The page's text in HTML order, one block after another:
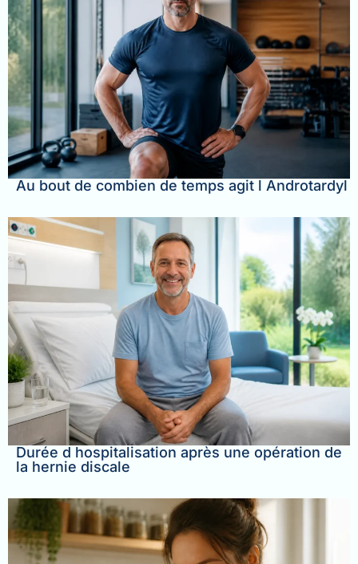
Au bout de combien de temps agit l Androtardyl
Durée d hospitalisation après une opération de
la hernie discale